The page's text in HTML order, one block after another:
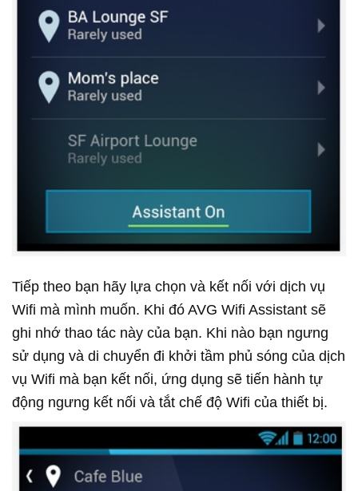
Tiếp theo bạn hãy lựa chọn và kết nối với dịch vụ
Wifi mà mình muốn. Khi đó AVG Wifi Assistant sẽ
ghi nhớ thao tác này của bạn. Khi nào bạn ngưng
sử dụng và di chuyển đi khởi tầm phủ sóng của dịch
vụ Wifi mà bạn kết nối, ứng dụng sẽ tiến hành tự
động ngưng kết nối và tắt chế độ Wifi của thiết bị.